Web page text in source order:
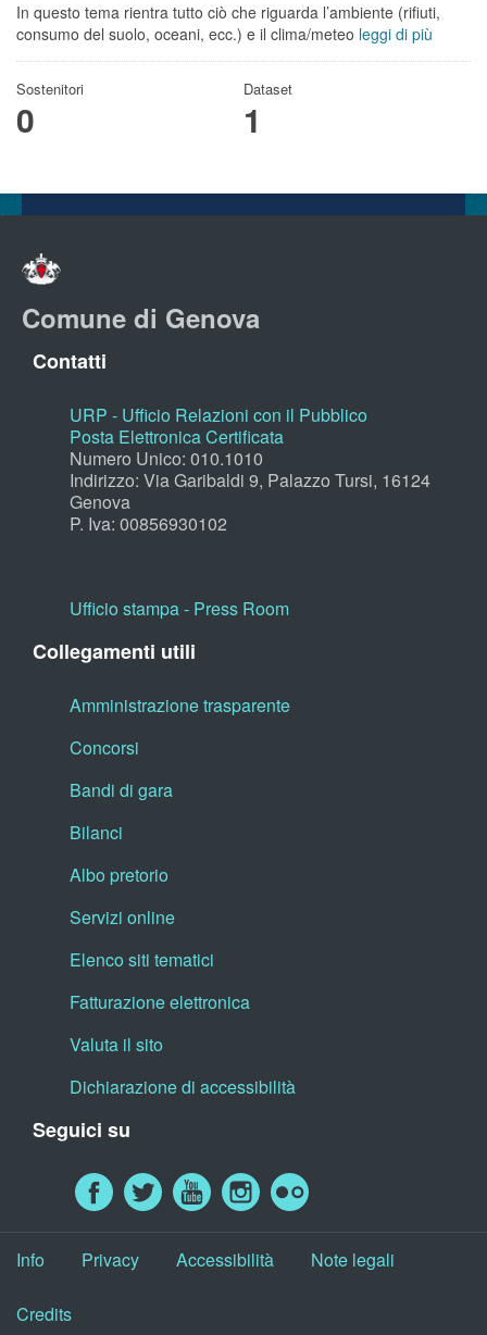
In questo tema rientra tutto ciò che riguarda l’ambiente (rifiuti,
consumo del suolo, oceani, ecc.) e il clima/meteo leggi di più
Sostenitori
0
Dataset
1
Comune di Genova
Contatti
URP - Ufficio Relazioni con il Pubblico
Posta Elettronica Certificata
Numero Unico: 010.1010
Indirizzo: Via Garibaldi 9, Palazzo Tursi, 16124
Genova
P. Iva: 00856930102
Ufficio stampa - Press Room
Collegamenti utili
Amministrazione trasparente
Concorsi
Bandi di gara
Bilanci
Albo pretorio
Servizi online
Elenco siti tematici
Fatturazione elettronica
Valuta il sito
Dichiarazione di accessibilità
Seguici su
Info Privacy Accessibilità Note legali
Credits